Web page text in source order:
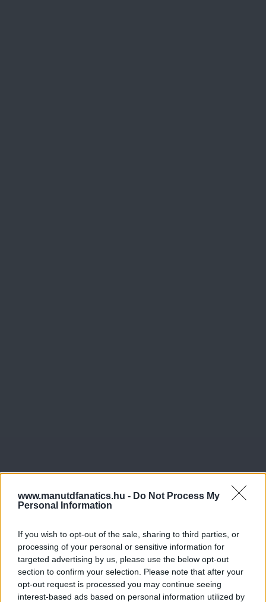
www.manutdfanatics.hu - Do Not Process My
Personal Information
If you wish to opt-out of the sale, sharing to third parties, or
processing of your personal or sensitive information for
targeted advertising by us, please use the below opt-out
section to confirm your selection. Please note that after your
opt-out request is processed you may continue seeing
interest-based ads based on personal information utilized by